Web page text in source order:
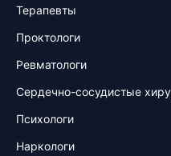
Терапевты
Проктологи
Ревматологи
Сердечно-сосудистые
Психологи
Наркологи